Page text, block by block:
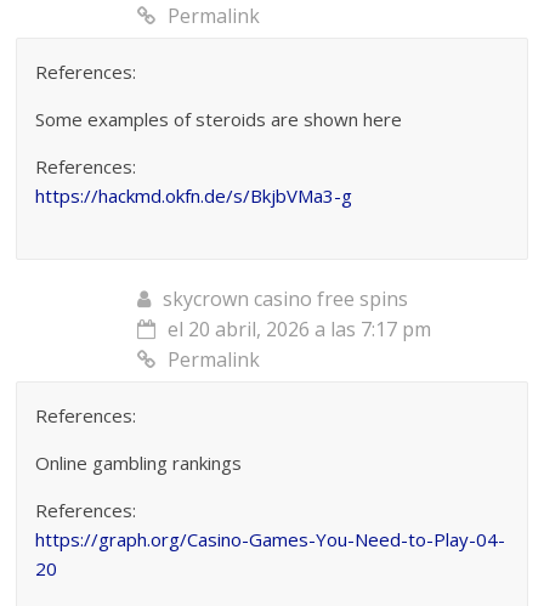
Permalink
References:
Some examples of steroids are shown here
References:
https://hackmd.okfn.de/s/BkjbVMa3-g
skycrown casino free spins
el 20 abril, 2026 a las 7:17 pm
Permalink
References:
Online gambling rankings
References:
https://graph.org/Casino-Games-You-Need-to-Play-04-
20